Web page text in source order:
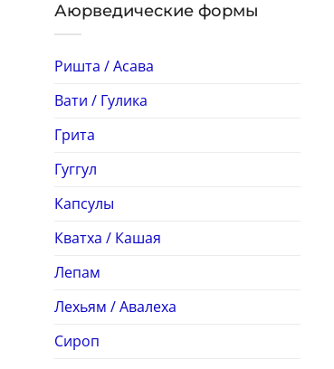
Аюрведические формы
Ришта / Асава
Вати / Гулика
Грита
Гуггул
Капсулы
Кватха / Кашая
Лепам
Лехьям / Авалеха
Сироп